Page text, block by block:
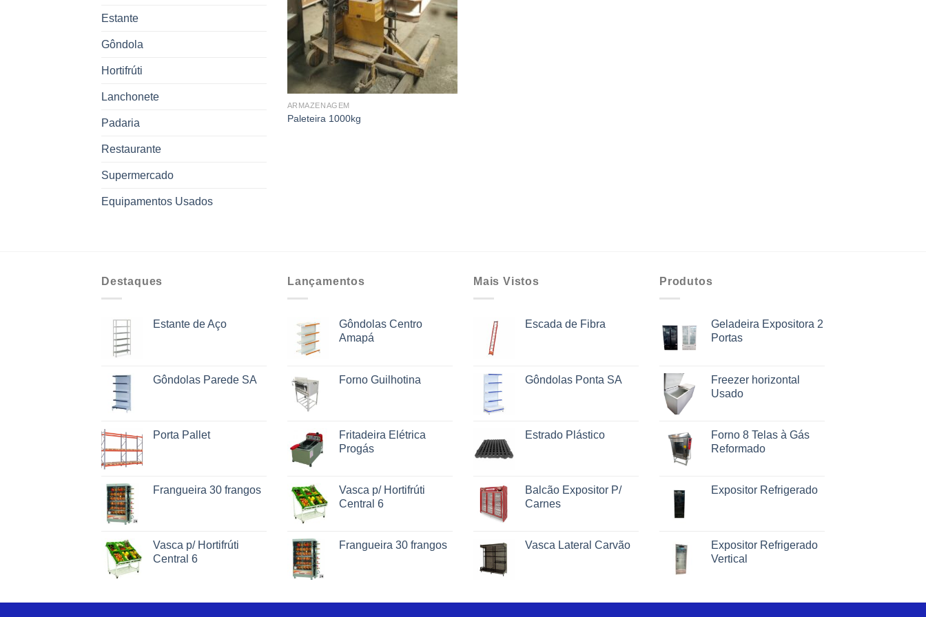
Estante
Gôndola
Hortifrúti
Lanchonete
Padaria
Restaurante
Supermercado
Equipamentos Usados
ARMAZENAGEM
Paleteira 1000kg
Destaques
Estante de Aço
Gôndolas Parede SA
Porta Pallet
Frangueira 30 frangos
Vasca p/ Hortifrúti
Central 6
Lançamentos
Gôndolas Centro
Amapá
Forno Guilhotina
Fritadeira Elétrica
Progás
Vasca p/ Hortifrúti
Central 6
Frangueira 30 frangos
Mais Vistos
Escada de Fibra
Gôndolas Ponta SA
Estrado Plástico
Balcão Expositor P/
Carnes
Vasca Lateral Carvão
Produtos
Geladeira Expositora 2
Portas
Freezer horizontal
Usado
Forno 8 Telas à Gás
Reformado
Expositor Refrigerado
Expositor Refrigerado
Vertical